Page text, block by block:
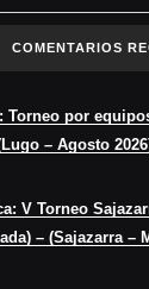
COMENTARIOS
Torneo por
– Agosto
V Torneo
– (Sajazarra –